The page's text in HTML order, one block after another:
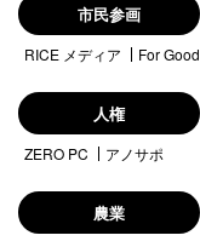
市民参画
RICE メディア For Good
人権
ZERO PC アノサポ
農業